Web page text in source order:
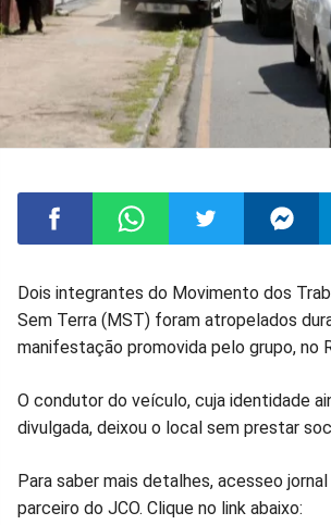
Compartilhar
no
Facebook
Compartilhar
no
Whatsapp
Compartilhar
no
Twitter
no
Dois integrantes do Movimento dos
Sem Terra (MST) foram atropelados
manifestação promovida pelo grupo, no
O condutor do veículo, cuja identidade
divulgada, deixou o local sem prestar
Para saber mais detalhes, acesseo jornal
parceiro do JCO. Clique no link abaixo: